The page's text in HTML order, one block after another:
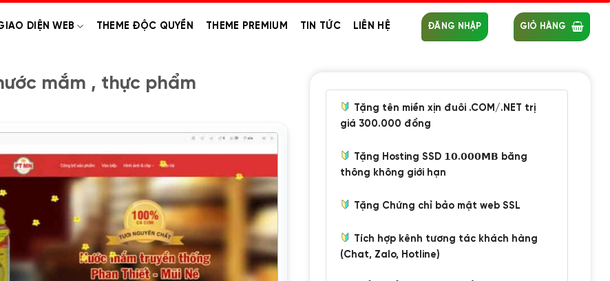
DIỆN WEB THEME ĐỘC QUYỀN THEME PREMIUM TIN TỨC LIÊN HỆ ĐĂNG NHẬP GIỎ HÀNG
mắm , thực phẩm
Tặng tên miền xịn đuôi .COM/.NET trị
giá 300.000 đồng
Tặng Hosting SSD 𝟭𝟬.𝟬𝟬𝟬𝗠𝗕 băng
thông không giới hạn
Tặng Chứng chỉ bảo mật web SSL
Tích hợp kênh tương tác khách hàng
(Chat, Zalo, Hotline)